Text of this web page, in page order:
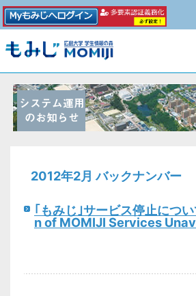
2012年2月 バックナンバー
｢もみじ｣サービス停止につ
n of MOMIJI Services